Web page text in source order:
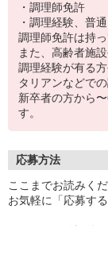
・調理師免許
・調理経験、普
調理師免許は持
また、高齢者施
調理経験が有る
タリアンなどで
新卒者の方から
す。
応募方法
ここまでお読みく
お気軽に「応募す